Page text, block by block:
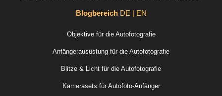
BlogbereichDE | EN
Objektive für die Autofotografie
Anfängerausüstung für die Autofotografie
Blitze & Licht für die Autofotografie
Kamerasets für Autofoto-Anfänger